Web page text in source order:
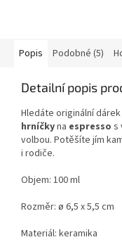
Popis Podobné (5)
Detailní popis
Hledáte originální
hrníčkyna espresso s
volbou. Potěšíte jím
i rodiče.
Objem: 100 ml
Rozměr: ø 6,5 x 5,5 cm
Materiál: keramika